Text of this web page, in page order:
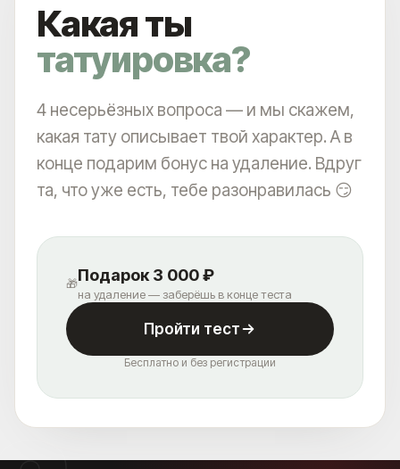
Какая ты
татуировка?
4 несерьёзных вопроса — и мы скажем,
какая тату описывает твой характер. А в
конце подарим бонус на удаление. Вдруг
та, что уже есть, тебе разонравилась 😏
🎁Подарок 3 000 ₽
на удаление — заберёшь в конце теста
Пройти тест
Бесплатно и без регистрации
АКЦИИ
ВРАЧИ